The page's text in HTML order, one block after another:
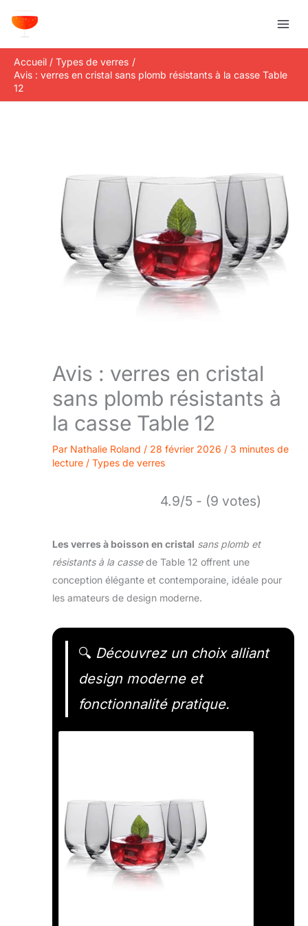
Accueil
Types de verres
Avis : verres en cristal sans plomb résistants à la casse Table
12
Avis : verres en cristal
sans plomb résistants à
la casse Table 12
Par Nathalie Roland / 28 février 2026 / 3 minutes de
lecture / Types de verres
4.9/5 - (9 votes)
Les verres à boisson en cristal sans plomb et
résistants à la cassede Table 12 offrent une
conception élégante et contemporaine, idéale pour
les amateurs de design moderne.
🔍 Découvrez un choix alliant
design moderne et
fonctionnalité pratique.
e
c
h
e
r